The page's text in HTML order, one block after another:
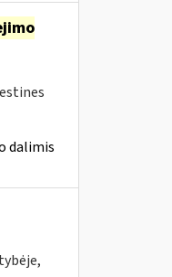
dalimis